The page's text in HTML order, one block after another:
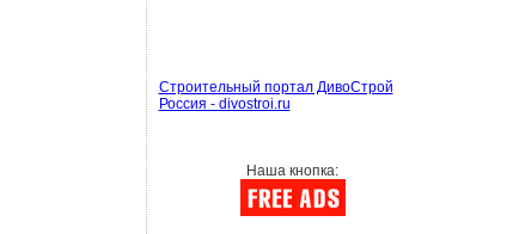
Строительный портал ДивоСтрой
Россия - divostroi.ru
Наша кнопка: